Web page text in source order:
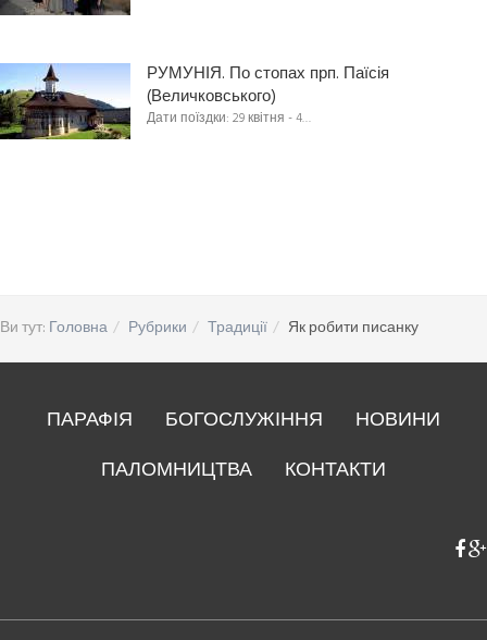
РУМУНІЯ. По стопах прп. Паїсія
(Величковського)
Дати поїздки: 29 квітня - 4…
Ви тут: Головна Рубрики Традиції Як робити писанку
ПАРАФІЯ БОГОСЛУЖІННЯ
НОВИНИ
ПАЛОМНИЦТВА
КОНТАКТИ